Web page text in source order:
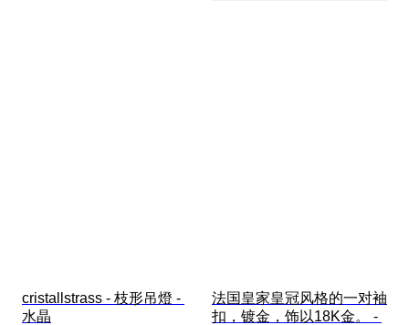
cristallstrass - 枝形吊燈 -
水晶
法国皇家皇冠风格的一对袖
扣，镀金，饰以18K金。 -